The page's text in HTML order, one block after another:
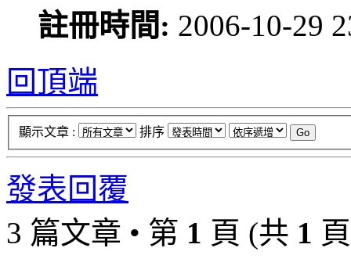
註冊時間: 2006-10-29
回頂端
顯示文章 : 排序
發表回覆
3 篇文章 • 第 1 頁 (共 1